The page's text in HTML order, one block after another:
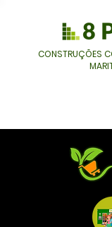
CONSTRUÇÕES